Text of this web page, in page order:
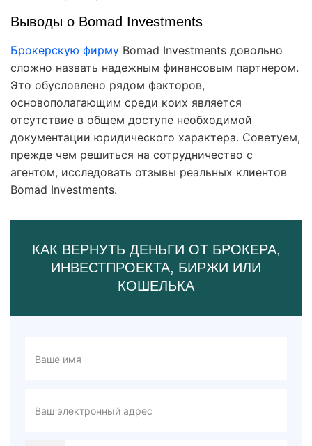
Выводы о Bomad Investments
Брокерскую фирму Bomad Investments довольно
сложно назвать надежным финансовым партнером.
Это обусловлено рядом факторов,
основополагающим среди коих является
отсутствие в общем доступе необходимой
документации юридического характера. Советуем,
прежде чем решиться на сотрудничество с
агентом, исследовать отзывы реальных клиентов
Bomad Investments.
КАК ВЕРНУТЬ ДЕНЬГИ ОТ БРОКЕРА,
ИНВЕСТПРОЕКТА, БИРЖИ ИЛИ
КОШЕЛЬКА